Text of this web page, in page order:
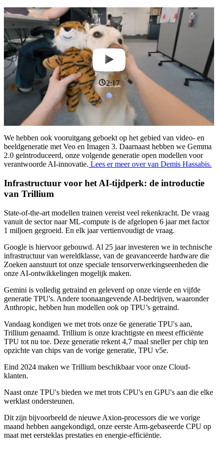
2:17
We hebben ook vooruitgang geboekt op het gebied van video- en
beeldgeneratie met Veo en Imagen 3. Daarnaast hebben we Gemma
2.0 geïntroduceerd, onze volgende generatie open modellen voor
verantwoorde AI-innovatie. Lees er meer over van Demis Hassabis.
Infrastructuur voor het AI-tijdperk: de introductie
van Trillium
State-of-the-art modellen trainen vereist veel rekenkracht. De vraag
vanuit de sector naar ML-compute is de afgelopen 6 jaar met factor
1 miljoen gegroeid. En elk jaar vertienvoudigt de vraag.
Google is hiervoor gebouwd. Al 25 jaar investeren we in technische
infrastructuur van wereldklasse, van de geavanceerde hardware die
Zoeken aanstuurt tot onze speciale tensorverwerkingseenheden die
onze AI-ontwikkelingen mogelijk maken.
Gemini is volledig getraind en geleverd op onze vierde en vijfde
generatie TPU's. Andere toonaangevende AI-bedrijven, waaronder
Anthropic, hebben hun modellen ook op TPU’s getraind.
Vandaag kondigen we met trots onze 6e generatie TPU's aan,
Trillium genaamd. Trillium is onze krachtigste en meest efficiënte
TPU tot nu toe. Deze generatie rekent 4,7 maal sneller per chip ten
opzichte van chips van de vorige generatie, TPU v5e.
Eind 2024 maken we Trillium beschikbaar voor onze Cloud-
klanten.
Naast onze TPU's bieden we met trots CPU's en GPU's aan die elke
werklast ondersteunen.
Dit zijn bijvoorbeeld de nieuwe Axion-processors die we vorige
maand hebben aangekondigd, onze eerste Arm-gebaseerde CPU op
maat met eersteklas prestaties en energie-efficiëntie.